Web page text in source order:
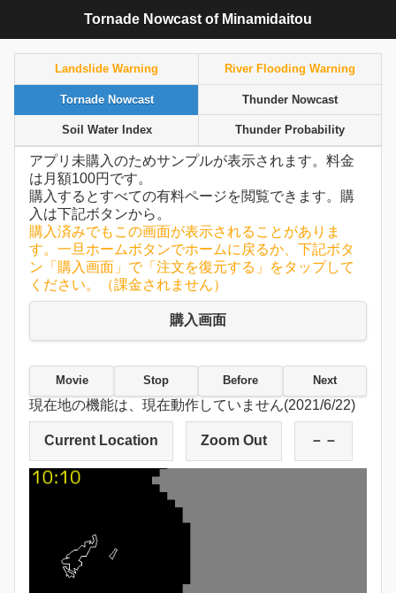
Tornade Nowcast of Minamidaitou
Landslide Warning River Flooding Warning
Tornade Nowcast Thunder Nowcast
Soil Water Index Thunder Probability
アプリ未購入のためサンプルが表示されます。料金
は月額100円です。
購入するとすべての有料ページを閲覧できます。購
入は下記ボタンから。
購入済みでもこの画面が表示されることがありま
す。一旦ホームボタンでホームに戻るか、下記ボタ
ン「購入画面」で「注文を復元する」をタップして
ください。（課金されません）
購入画面
Movie Stop Before Next
現在地の機能は、現在動作していません(2021/6/22)
Current Location Zoom Out －－